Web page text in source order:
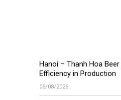
Hanoi – Thanh Hoa
Efficiency in Production
05/08/2026